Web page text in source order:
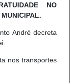
NO
André decreta
nos transportes